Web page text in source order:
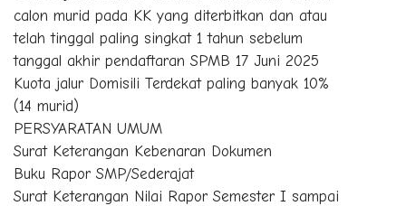
calon murid pada KK yang diterbitkan dan atau
telah tinggal paling singkat 1 tahun sebelum
tanggal akhir pendaftaran SPMB 17 Juni 2025
Kuota jalur Domisili Terdekat paling banyak 10%
(14 murid)
PERSYARATAN UMUM
Surat Keterangan Kebenaran Dokumen
Buku Rapor SMP/Sederajat
Surat Keterangan Nilai Rapor Semester I sampai